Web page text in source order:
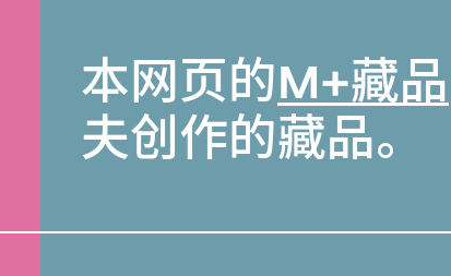
本网页的M+藏品
夫创作的藏品。